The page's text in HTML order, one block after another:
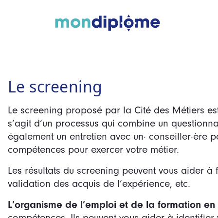
Le screening
Le screening proposé par la Cité des Métiers
s’agit d’un processus qui combine un
également un entretien avec un·
compétences pour exercer votre métier.
Les résultats du screening peuvent vous aider
validation des acquis de l’expérience, etc.
L’organisme de l’emploi et de la formation